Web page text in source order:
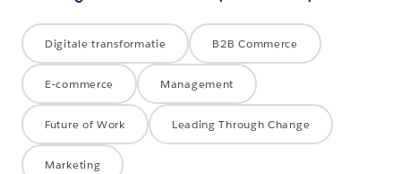
Digitale transformatie B2B Commerce
E-commerce Management
Future of Work Leading Through Change
Marketing